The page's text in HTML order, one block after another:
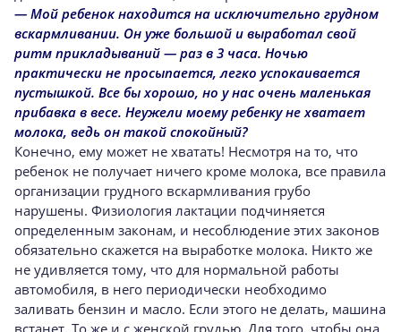
— Мой ребенок находится на исключительно грудном
вскармливании. Он уже большой и выработал свой
ритм прикладываний — раз в 3 часа. Ночью
практически не просыпается, легко успокаивается
пустышкой. Все бы хорошо, но у нас очень маленькая
прибавка в весе. Неужели моему ребенку не хватает
молока, ведь он такой спокойный?
Конечно, ему может не хватать! Несмотря на то, что
ребенок не получает ничего кроме молока, все правила
организации грудного вскармливания грубо
нарушены. Физиология лактации подчиняется
определенным законам, и несоблюдение этих законов
обязательно скажется на выработке молока. Никто же
не удивляется тому, что для нормальной работы
автомобиля, в него периодически необходимо
заливать бензин и масло. Если этого не делать, машина
встанет. То же и с женской грудью. Для того, чтобы она